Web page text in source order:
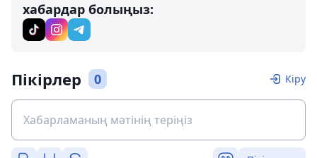
хабардар болыңыз:
Пікірлер 0 Кіру